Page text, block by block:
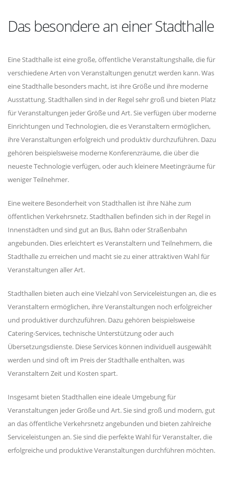
Das besondere an einer Stadthalle
Eine Stadthalle ist eine große, öffentliche Veranstaltungshalle, die für
verschiedene Arten von Veranstaltungen genutzt werden kann. Was
eine Stadthalle besonders macht, ist ihre Größe und ihre moderne
Ausstattung. Stadthallen sind in der Regel sehr groß und bieten Platz
für Veranstaltungen jeder Größe und Art. Sie verfügen über moderne
Einrichtungen und Technologien, die es Veranstaltern ermöglichen,
ihre Veranstaltungen erfolgreich und produktiv durchzuführen. Dazu
gehören beispielsweise moderne Konferenzräume, die über die
neueste Technologie verfügen, oder auch kleinere Meetingräume für
weniger Teilnehmer.
Eine weitere Besonderheit von Stadthallen ist ihre Nähe zum
öffentlichen Verkehrsnetz. Stadthallen befinden sich in der Regel in
Innenstädten und sind gut an Bus, Bahn oder Straßenbahn
angebunden. Dies erleichtert es Veranstaltern und Teilnehmern, die
Stadthalle zu erreichen und macht sie zu einer attraktiven Wahl für
Veranstaltungen aller Art.
Stadthallen bieten auch eine Vielzahl von Serviceleistungen an, die es
Veranstaltern ermöglichen, ihre Veranstaltungen noch erfolgreicher
und produktiver durchzuführen. Dazu gehören beispielsweise
Catering-Services, technische Unterstützung oder auch
Übersetzungsdienste. Diese Services können individuell ausgewählt
werden und sind oft im Preis der Stadthalle enthalten, was
Veranstaltern Zeit und Kosten spart.
Insgesamt bieten Stadthallen eine ideale Umgebung für
Veranstaltungen jeder Größe und Art. Sie sind groß und modern, gut
an das öffentliche Verkehrsnetz angebunden und bieten zahlreiche
Serviceleistungen an. Sie sind die perfekte Wahl für Veranstalter, die
erfolgreiche und produktive Veranstaltungen durchführen möchten.